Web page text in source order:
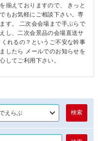
揃えておりますので、 きっと
もお気軽にご相談下さい。専
す。 二次会会場まで手ぶらで
し、二次会景品の会場直送サ
れるの？というご不安な幹事
したら メールでのお知らせを
してご利用下さい。